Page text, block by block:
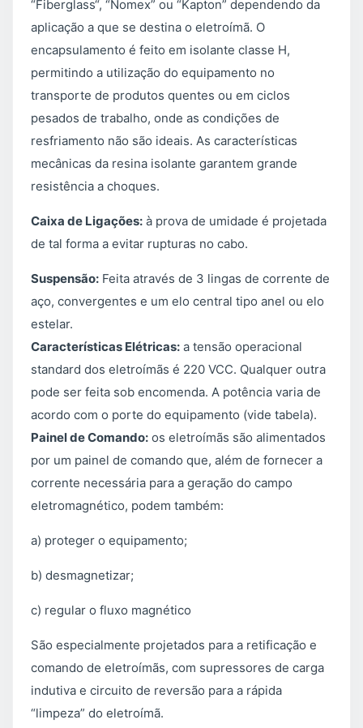
“Fiberglass“, “Nomex” ou “Kapton” dependendo da
aplicação a que se destina o eletroímã. O
encapsulamento é feito em isolante classe H,
permitindo a utilização do equipamento no
transporte de produtos quentes ou em ciclos
pesados de trabalho, onde as condições de
resfriamento não são ideais. As características
mecânicas da resina isolante garantem grande
resistência a choques.
Caixa de Ligações: à prova de umidade é projetada
de tal forma a evitar rupturas no cabo.
Suspensão: Feita através de 3 lingas de corrente de
aço, convergentes e um elo central tipo anel ou elo
estelar.
Características Elétricas: a tensão operacional
standard dos eletroímãs é 220 VCC. Qualquer outra
pode ser feita sob encomenda. A potência varia de
acordo com o porte do equipamento (vide tabela).
Painel de Comando: os eletroímãs são alimentados
por um painel de comando que, além de fornecer a
corrente necessária para a geração do campo
eletromagnético, podem também:
a) proteger o equipamento;
b) desmagnetizar;
c) regular o fluxo magnético
São especialmente projetados para a retificação e
comando de eletroímãs, com supressores de carga
indutiva e circuito de reversão para a rápida
“limpeza” do eletroímã.